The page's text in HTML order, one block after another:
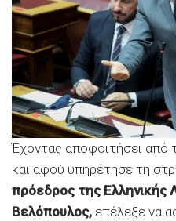
Έχοντας αποφοιτήσει από
και αφού υπηρέτησε τη
πρόεδρος της Ελληνικής
Βελόπουλος, επέλεξε να